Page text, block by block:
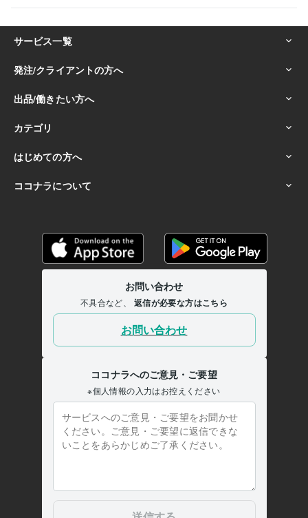
ココナラフリーランス研究高校
ココナラフリーランス研究大学
ココナラフリーランス研究大学
ココナラフリーランス研究大学